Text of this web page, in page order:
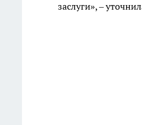
заслуги», –